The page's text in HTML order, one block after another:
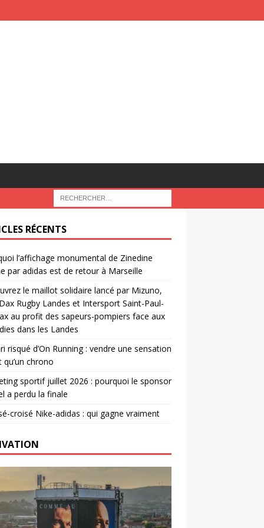
RÉCENTS
l’affichage monumental de Zinedine
par adidas est de retour à Marseille
le maillot solidaire lancé par Mizuno,
Dax Rugby Landes et Intersport Saint-Paul-
au profit des sapeurs-pompiers face aux
dans les Landes
risqué d’On Running : vendre une sensation
chrono
sportif juillet 2026 : pourquoi le sponsor
a perdu la finale
croisé Nike-adidas : qui gagne vraiment